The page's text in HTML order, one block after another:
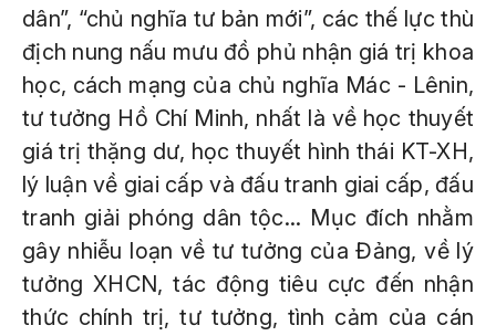
dân”, “chủ nghĩa tư bản mới”, các thế lực thù
địch nung nấu mưu đồ phủ nhận giá trị khoa
học, cách mạng của chủ nghĩa Mác - Lênin,
tư tưởng Hồ Chí Minh, nhất là về học thuyết
giá trị thặng dư, học thuyết hình thái KT-XH,
lý luận về giai cấp và đấu tranh giai cấp, đấu
tranh giải phóng dân tộc... Mục đích nhằm
gây nhiễu loạn về tư tưởng của Đảng, về lý
tưởng XHCN, tác động tiêu cực đến nhận
thức chính trị, tư tưởng, tình cảm của cán